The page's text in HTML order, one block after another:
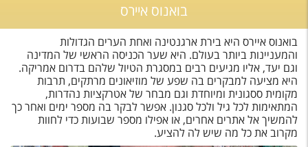
חופשה לפי סגנון
מלונות באילת
טיולים מאורגנים
סגנונות טיול
בואנוס איירס
בואנוס איירס היא בירת ארגנטינה ואחת הערים הגדולות
והמעניינות ביותר בעולם. היא שער הכניסה הראשי של המדינה
וגם יעד, אליו מגיעים רבים במסגרת הטיול שלהם בדרום אמריקה.
היא מציעה למבקרים בה שפע של מוזיאונים מרתקים, תרבות
מקומית ססגונית ומיוחדת וגם מבחר של אטרקציות נהדרות,
המתאימות לכל גיל ולכל סגנון. אפשר לבקר בה מספר ימים ואחר כך
להמשיך אל אתרים אחרים, או אפילו מספר שבועות כדי לחוות
מקרוב את כל מה שיש לה להציע.